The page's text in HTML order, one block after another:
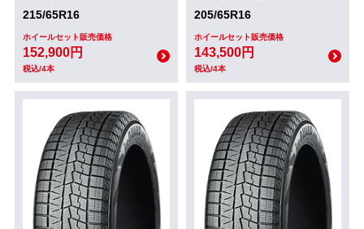
215/65R16
ホイールセット販売価格
152,900円
税込/4本
205/65R16
ホイールセット販売価格
143,500円
税込/4本